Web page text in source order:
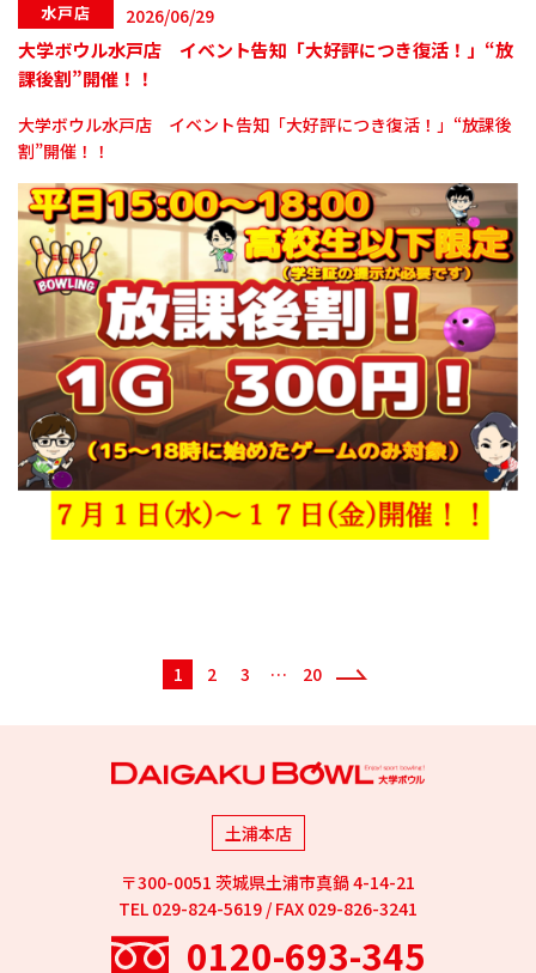
水戸店 2026/06/29
大学ボウル水戸店 イベント告知「大好評につき復活！」“放
課後割”開催！！
大学ボウル水戸店 イベント告知「大好評につき復活！」“放課後
割”開催！！
1 2 3 … 20
＞
土浦本店
〒300-0051 茨城県土浦市真鍋 4-14-21
TEL 029-824-5619 / FAX 029-826-3241
0120-693-345